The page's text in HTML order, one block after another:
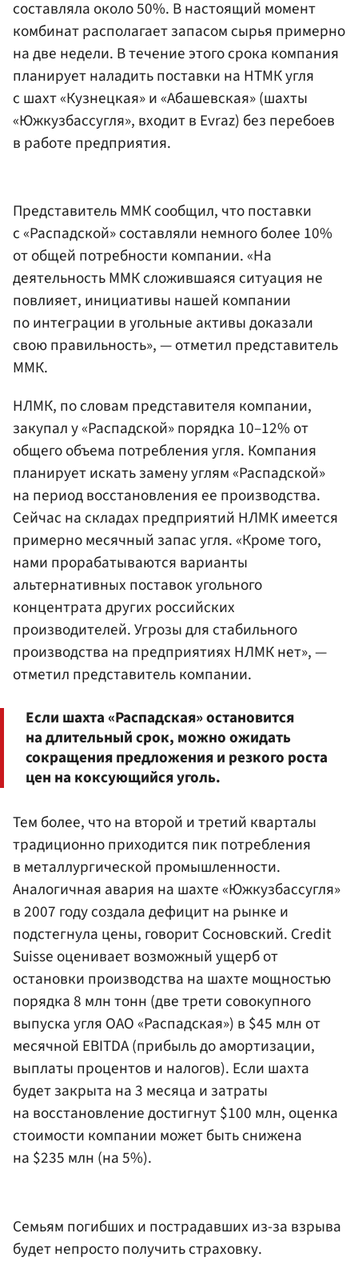
составляла около 50%. В настоящий момент
комбинат располагает запасом сырья примерно
на две недели. В течение этого срока компания
планирует наладить поставки на НТМК угля
с шахт «Кузнецкая» и «Абашевская» (шахты
«Южкузбассугля», входит в Evraz) без перебоев
в работе предприятия.
Представитель ММК сообщил, что поставки
с «Распадской» составляли немного более 10%
от общей потребности компании. «На
деятельность ММК сложившаяся ситуация не
повлияет, инициативы нашей компании
по интеграции в угольные активы доказали
свою правильность», — отметил представитель
ММК.
НЛМК, по словам представителя компании,
закупал у «Распадской» порядка 10–12% от
общего объема потребления угля. Компания
планирует искать замену углям «Распадской»
на период восстановления ее производства.
Сейчас на складах предприятий НЛМК имеется
примерно месячный запас угля. «Кроме того,
нами прорабатываются варианты
альтернативных поставок угольного
концентрата других российских
производителей. Угрозы для стабильного
производства на предприятиях НЛМК нет», —
отметил представитель компании.
Если шахта «Распадская» остановится
на длительный срок, можно ожидать
сокращения предложения и резкого роста
цен на коксующийся уголь.
Тем более, что на второй и третий кварталы
традиционно приходится пик потребления
в металлургической промышленности.
Аналогичная авария на шахте «Южкузбассугля»
в 2007 году создала дефицит на рынке и
подстегнула цены, говорит Сосновский. Credit
Suisse оценивает возможный ущерб от
остановки производства на шахте мощностью
порядка 8 млн тонн (две трети совокупного
выпуска угля ОАО «Распадская») в $45 млн от
месячной EBITDA (прибыль до амортизации,
выплаты процентов и налогов). Если шахта
будет закрыта на 3 месяца и затраты
на восстановление достигнут $100 млн, оценка
стоимости компании может быть снижена
на $235 млн (на 5%).
Семьям погибших и пострадавших из-за взрыва
будет непросто получить страховку.